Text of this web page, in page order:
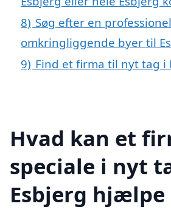
8) Søg efter en
omkringliggende byer til
9) Find et firma til nyt tag i
Hvad kan et
speciale i nyt
Esbjerg hjælpe